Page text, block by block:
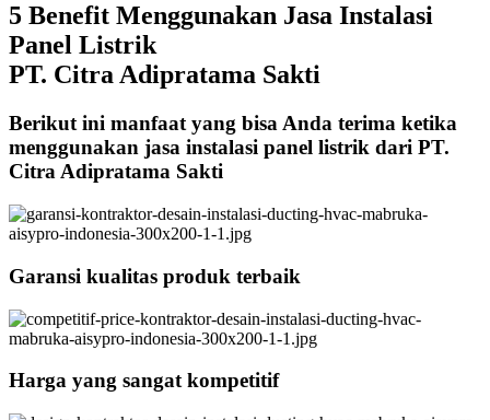
5 Benefit Menggunakan Jasa Instalasi
Panel Listrik
PT. Citra Adipratama Sakti
Berikut ini manfaat yang bisa Anda terima ketika
menggunakan jasa instalasi panel listrik dari PT.
Citra Adipratama Sakti
Garansi kualitas produk terbaik
Harga yang sangat kompetitif